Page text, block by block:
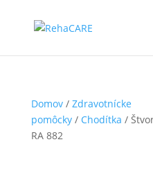
Domov/ Zdravotnícke
pomôcky/ Chodítka /
RA 882